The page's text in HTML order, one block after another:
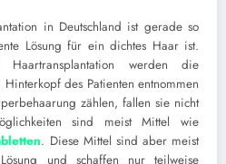
in Deutschland ist gerade so
Lösung für ein dichtes Haar ist.
werden die
des Patienten entnommen
zählen, fallen sie nicht
sind meist Mittel wie
. Diese Mittel sind aber meist
und schaffen nur teilweise